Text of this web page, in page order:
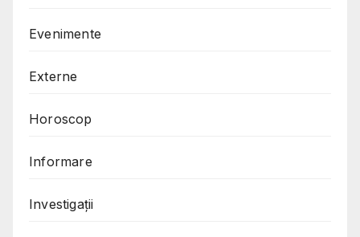
Evenimente
Externe
Horoscop
Informare
Investigații